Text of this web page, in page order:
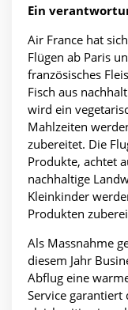
Ein
Air France hat
Flügen ab Paris
französisches
Fisch aus
wird ein
Mahlzeiten
zubereitet. Die
Produkte, achtet
nachhaltige
Kleinkinder
Produkten
Als Massnahme
diesem Jahr
Abflug eine
Service